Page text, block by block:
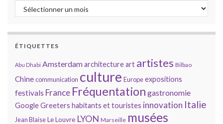
Archives
ÉTIQUETTES
Abu Dhabi Amsterdamarchitectureart artistes Bilbao
Chinecommunication culture Europeexpositions
festivals France Fréquentation gastronomie
GoogleGreeters habitants et touristes innovation Italie
Jean BlaiseLe Louvre LYON Marseille musées